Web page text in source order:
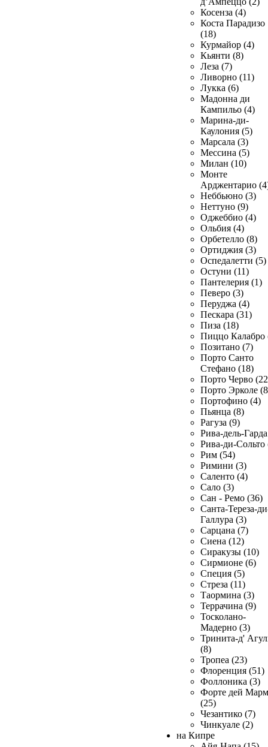
Косенза (4)
Коста Парадизо
(18)
Курмайор (4)
Кьянти (8)
Леза (7)
Ливорно (11)
Лукка (6)
Мадонна ди
Кампильо (4)
Марина-ди-
Каулония (5)
Марсала (3)
Мессина (5)
Милан (10)
Монте
Арджентарио
Неббьюно (3)
Неттуно (9)
Оджеббио (4)
Ольбия (4)
Орбетелло (8)
Ортиджия (3)
Оспедалетти (5)
Остуни (11)
Пантелерия (1)
Певеро (3)
Перуджа (4)
Пескара (31)
Пиза (18)
Пиццо Калабро
Позитано (7)
Порто Санто
Стефано (18)
Порто Черво
Порто Эрколе
Портофино (4)
Пьянца (8)
Рагуза (9)
Рива-дель-
Рива-ди-Сольто
Рим (54)
Римини (3)
Саленто (4)
Сало (3)
Сан - Ремо (36)
Санта-Тереза-
Галлура (3)
Сарцана (7)
Сиена (12)
Сиракузы (10)
Сирмионе (6)
Специя (5)
Стреза (11)
Таормина (3)
Террачина (9)
Тосколано-
Мадерно (3)
Тринита-д'
(8)
Тропеа (23)
Флоренция (51)
Фоллоника (3)
Форте дей
(25)
Чезантико (7)
Чинкуале (2)
на Кипре